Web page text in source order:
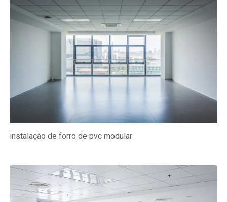
instalação de forro de pvc modular